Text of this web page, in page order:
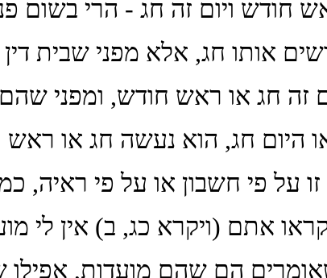
חודש ויום זה חג - הרי בשום
אותו חג, אלא מפני שבית
זה חג או ראש חודש, ומפני
היום חג, הוא נעשה חג או ראש
על פי חשבון או על פי ראיה,
אתם (ויקרא כג, ב) אין לי
הם שהם מועדות, אפילו